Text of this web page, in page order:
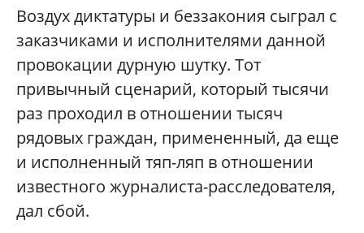
Воздух диктатуры и беззакония сыграл с
заказчиками и исполнителями данной
провокации дурную шутку. Тот
привычный сценарий, который тысячи
раз проходил в отношении тысяч
рядовых граждан, примененный, да еще
и исполненный тяп-ляп в отношении
известного журналиста-расследователя,
дал сбой.